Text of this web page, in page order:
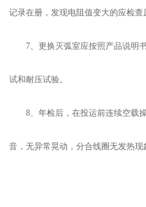
记录在册，发现电阻值变大的应检查
7、更换灭弧室应按照产品说明书
试和耐压试验。
8、年检后，在投运前连续空载操
音，无异常晃动，分合线圈无发热现